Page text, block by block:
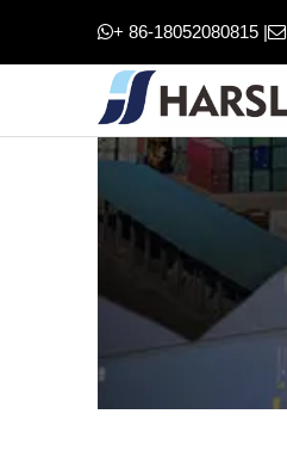
+ 86-18052080815 |